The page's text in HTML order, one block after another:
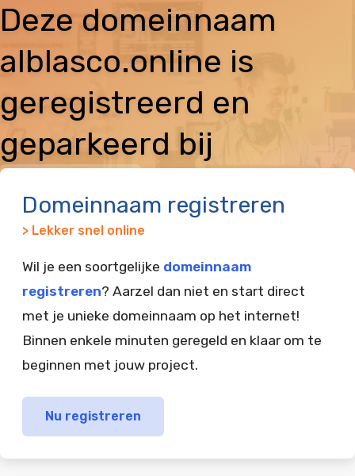
Deze domeinnaam
alblasco.online is
geregistreerd en
geparkeerd bij
Domeinnaam registreren
> Lekker snel online
Wil je een soortgelijke domeinnaam
registreren? Aarzel dan niet en start direct
met je unieke domeinnaam op het internet!
Binnen enkele minuten geregeld en klaar om te
beginnen met jouw project.
Nu registreren